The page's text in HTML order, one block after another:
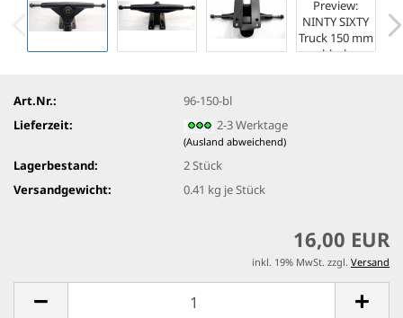
Art.Nr.:
96-150-bl
Lieferzeit:
2-3 Werktage
(Ausland abweichend)
Lagerbestand: 2 Stück
Versandgewicht:
0.41 kg je Stück
16,00 EUR
inkl. 19% MwSt. zzgl. Versand